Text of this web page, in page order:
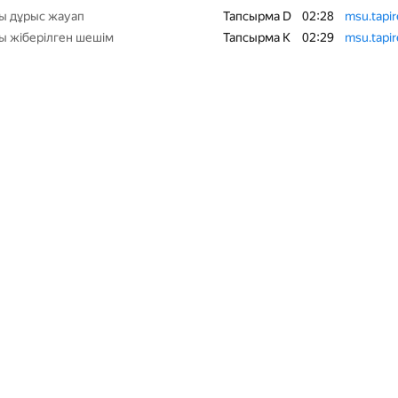
дұрыс жауап Тапсырма D 02:28
жіберілген шешім
Тапсырма K 02:29